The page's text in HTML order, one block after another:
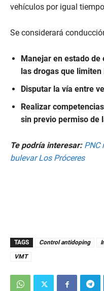
vehículos por igual
Se considerará
Manejar en estado
las drogas que
Disputar la vía entre
Realizar
sin previo permiso de
Te podría interesar: PNC
bulevar Los Próceres
TAGS Control antidoping
VMT